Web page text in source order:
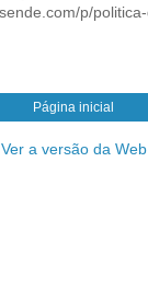
p/
Página inicial
Ver a versão da Web